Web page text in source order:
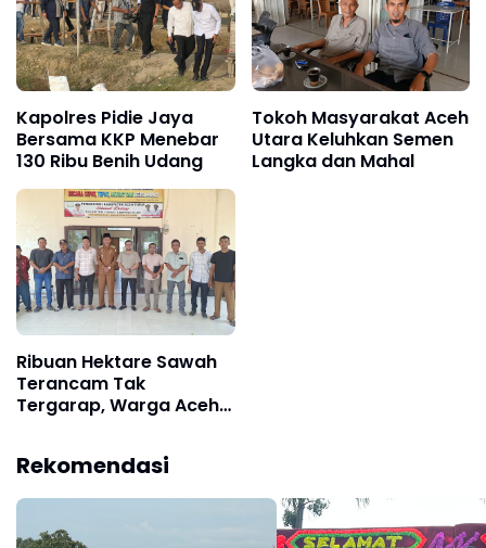
Kapolres Pidie Jaya
Bersama KKP Menebar
130 Ribu Benih Udang
Tokoh Masyarakat Aceh
Utara Keluhkan Semen
Langka dan Mahal
Ribuan Hektare Sawah
Terancam Tak
Tergarap, Warga Aceh
Penanganan Darurat
Rekomendasi